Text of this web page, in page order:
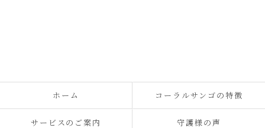
ホーム コーラルサンゴの特徴
サービスのご案内 守護様の声